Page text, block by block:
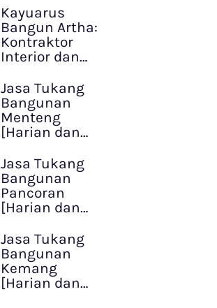
Kayuarus
Bangun Artha:
Kontraktor
Interior dan…
Jasa Tukang
Bangunan
Menteng
[Harian dan…
Jasa Tukang
Bangunan
Pancoran
[Harian dan…
Jasa Tukang
Bangunan
Kemang
[Harian dan…